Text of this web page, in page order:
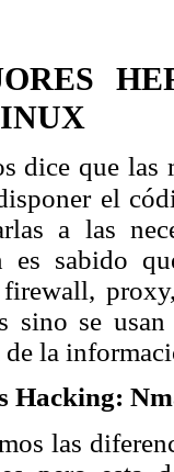
dice que las
el
a las
es sabido
sino se
la
Hacking:
las